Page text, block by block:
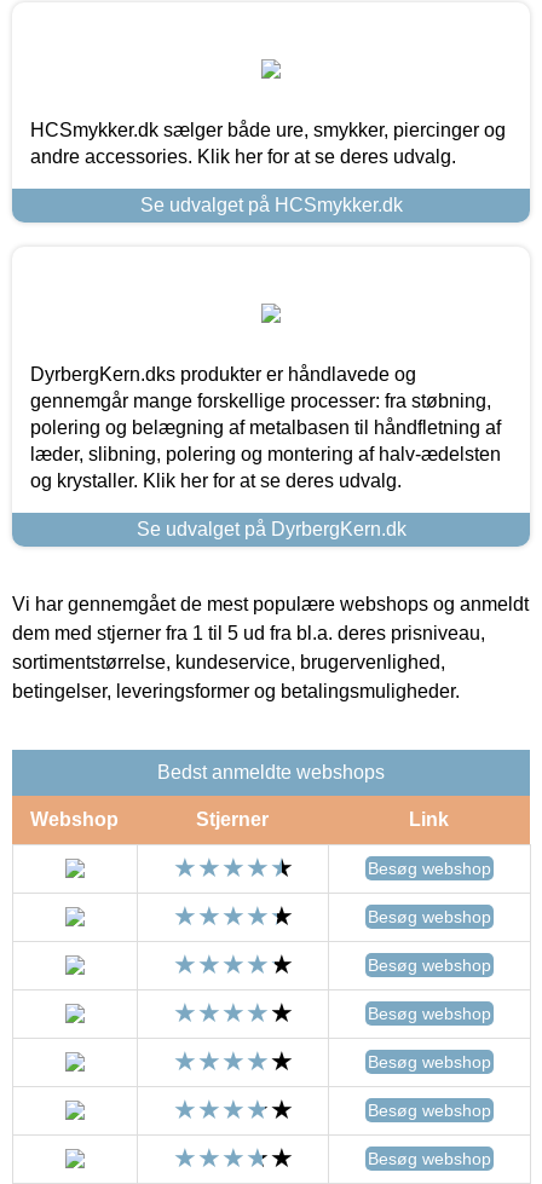
HCSmykker.dk sælger både ure, smykker, piercinger og
andre accessories. Klik her for at se deres udvalg.
Se udvalget på HCSmykker.dk
DyrbergKern.dks produkter er håndlavede og
gennemgår mange forskellige processer: fra støbning,
polering og belægning af metalbasen til håndfletning af
læder, slibning, polering og montering af halv-ædelsten
og krystaller. Klik her for at se deres udvalg.
Se udvalget på DyrbergKern.dk
Vi har gennemgået de mest populære webshops og anmeldt
dem med stjerner fra 1 til 5 ud fra bl.a. deres prisniveau,
sortimentstørrelse, kundeservice, brugervenlighed,
betingelser, leveringsformer og betalingsmuligheder.
Bedst anmeldte webshops
Webshop Stjerner Link
Besøg webshop
Besøg webshop
Besøg webshop
Besøg webshop
Besøg webshop
Besøg webshop
Besøg webshop